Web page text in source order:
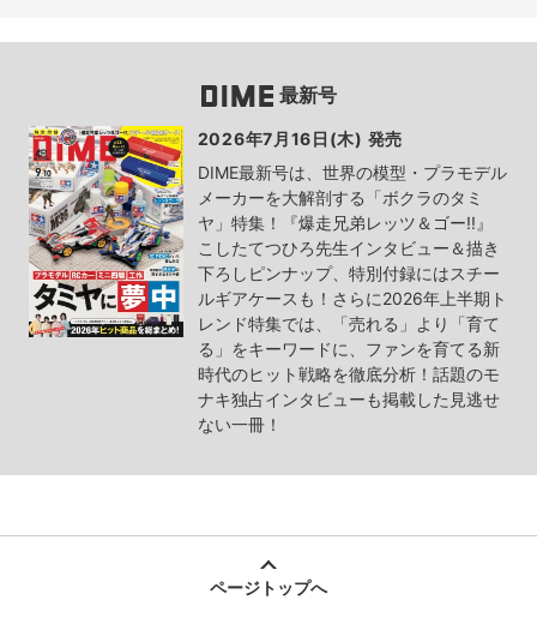
最新号
2026年7月16日(木) 発売
DIME最新号は、世界の模型・プラモデル
メーカーを大解剖する「ボクラのタミ
ヤ」特集！『爆走兄弟レッツ＆ゴー!!』
こしたてつひろ先生インタビュー＆描き
下ろしピンナップ、特別付録にはスチー
ルギアケースも！さらに2026年上半期ト
レンド特集では、「売れる」より「育て
る」をキーワードに、ファンを育てる新
時代のヒット戦略を徹底分析！話題のモ
ナキ独占インタビューも掲載した見逃せ
ない一冊！
ページトップへ